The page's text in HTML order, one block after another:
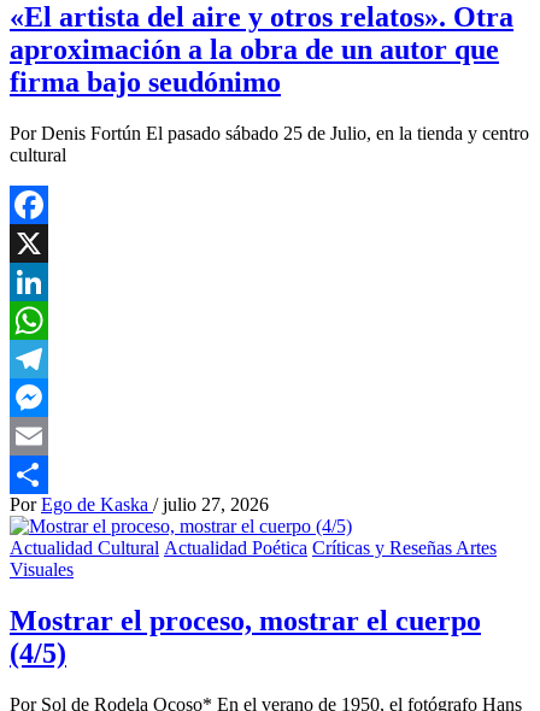
«El artista del aire y otros relatos». Otra
aproximación a la obra de un autor que
firma bajo seudónimo
Por Denis Fortún El pasado sábado 25 de Julio, en la tienda y centro
cultural
Facebook
X
LinkedIn
WhatsApp
Telegram
Messenger
Email
Compartir
Por Ego de Kaska / julio 27, 2026
Actualidad Cultural Actualidad Poética Críticas y Reseñas Artes
Visuales
Mostrar el proceso, mostrar el cuerpo
(4/5)
Por Sol de Rodela Ocoso* En el verano de 1950, el fotógrafo Hans